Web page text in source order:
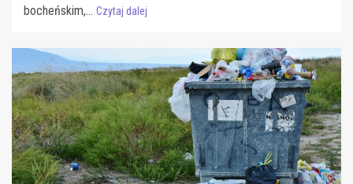
bocheńskim,... Czytaj dalej